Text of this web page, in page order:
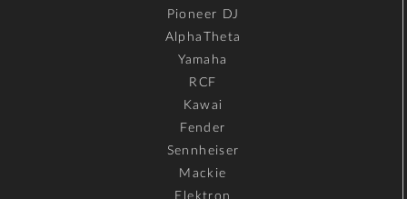
Pioneer DJ
AlphaTheta
Yamaha
RCF
Kawai
Fender
Sennheiser
Mackie